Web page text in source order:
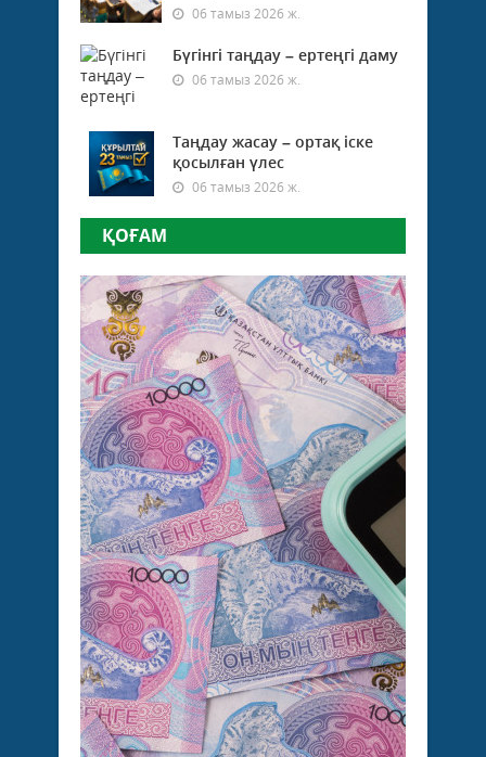
06 тамыз 2026 ж.
Бүгінгі таңдау – ертеңгі даму
06 тамыз 2026 ж.
Таңдау жасау – ортақ іске
қосылған үлес
06 тамыз 2026 ж.
ҚОҒАМ